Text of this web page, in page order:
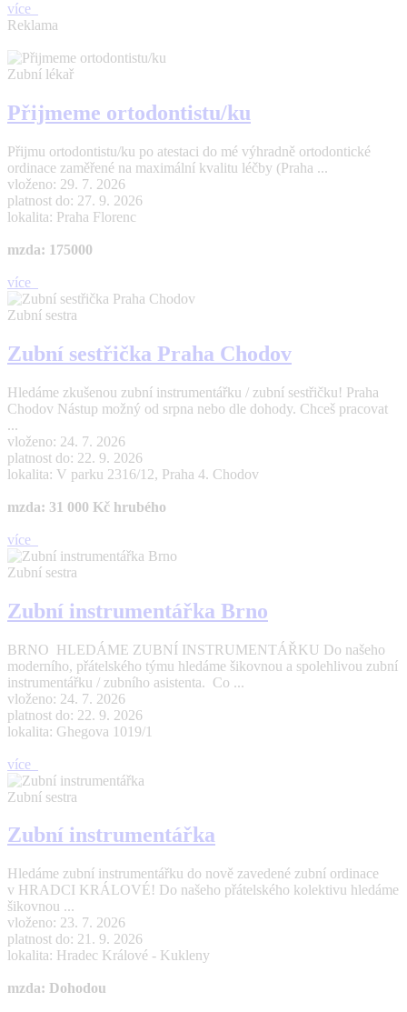
více
Reklama
Zubní lékař
Přijmeme ortodontistu/ku
Přijmu ortodontistu/ku po atestaci do mé výhradně ortodontické
ordinace zaměřené na maximální kvalitu léčby (Praha ...
vloženo: 29. 7. 2026
platnost do: 27. 9. 2026
lokalita: Praha Florenc
mzda: 175000
více
Zubní sestra
Zubní sestřička Praha Chodov
Hledáme zkušenou zubní instrumentářku / zubní sestřičku! Praha
Chodov Nástup možný od srpna nebo dle dohody. Chceš pracovat
...
vloženo: 24. 7. 2026
platnost do: 22. 9. 2026
lokalita: V parku 2316/12, Praha 4. Chodov
mzda: 31 000 Kč hrubého
více
Zubní sestra
Zubní instrumentářka Brno
BRNO HLEDÁME ZUBNÍ INSTRUMENTÁŘKU Do našeho
moderního, přátelského týmu hledáme šikovnou a spolehlivou zubní
instrumentářku / zubního asistenta. Co ...
vloženo: 24. 7. 2026
platnost do: 22. 9. 2026
lokalita: Ghegova 1019/1
více
Zubní sestra
Zubní instrumentářka
Hledáme zubní instrumentářku do nově zavedené zubní ordinace
v HRADCI KRÁLOVÉ! Do našeho přátelského kolektivu hledáme
šikovnou ...
vloženo: 23. 7. 2026
platnost do: 21. 9. 2026
lokalita: Hradec Králové - Kukleny
mzda: Dohodou